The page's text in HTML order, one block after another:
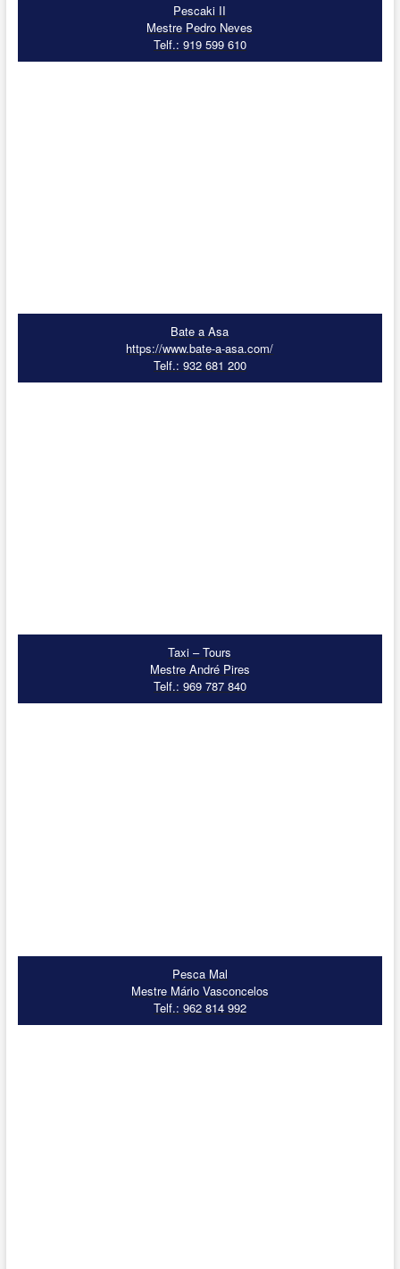
Pescaki II
Mestre Pedro Neves
Telf.: 919 599 610
Bate a Asa
https://www.bate-a-asa.com/
Telf.: 932 681 200
Taxi – Tours
Mestre André Pires
Telf.: 969 787 840
Pesca Mal
Mestre Mário Vasconcelos
Telf.: 962 814 992